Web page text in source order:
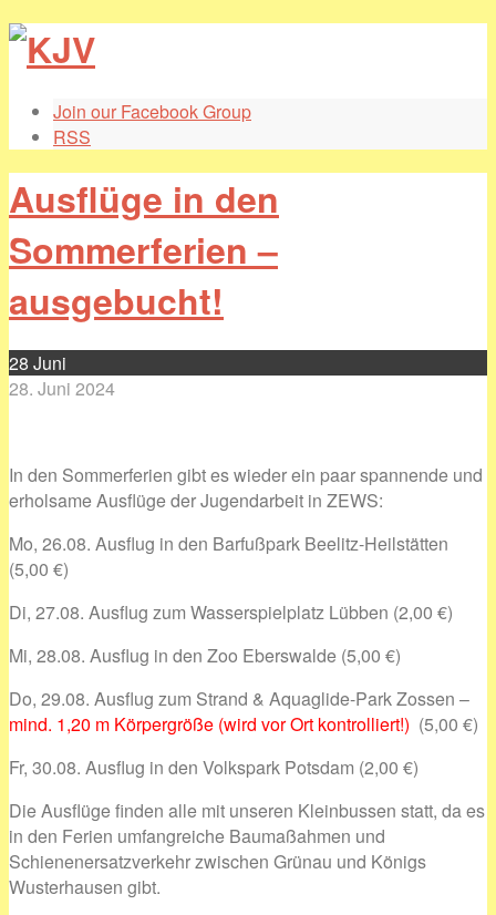
Join our Facebook Group
RSS
Ausflüge in den
Sommerferien –
ausgebucht!
28 Juni
28. Juni 2024
In den Sommerferien gibt es wieder ein paar spannende und
erholsame Ausflüge der Jugendarbeit in ZEWS:
Mo, 26.08. Ausflug in den Barfußpark Beelitz-Heilstätten
(5,00 €)
Di, 27.08. Ausflug zum Wasserspielplatz Lübben (2,00 €)
Mi, 28.08. Ausflug in den Zoo Eberswalde (5,00 €)
Do, 29.08. Ausflug zum Strand & Aquaglide-Park Zossen –
mind. 1,20 m Körpergröße (wird vor Ort kontrolliert!) (5,00 €)
Fr, 30.08. Ausflug in den Volkspark Potsdam (2,00 €)
Die Ausflüge finden alle mit unseren Kleinbussen statt, da es
in den Ferien umfangreiche Baumaßahmen und
Schienenersatzverkehr zwischen Grünau und Königs
Wusterhausen gibt.